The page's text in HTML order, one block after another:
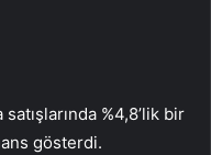
%4,8’lik bir
gösterdi.